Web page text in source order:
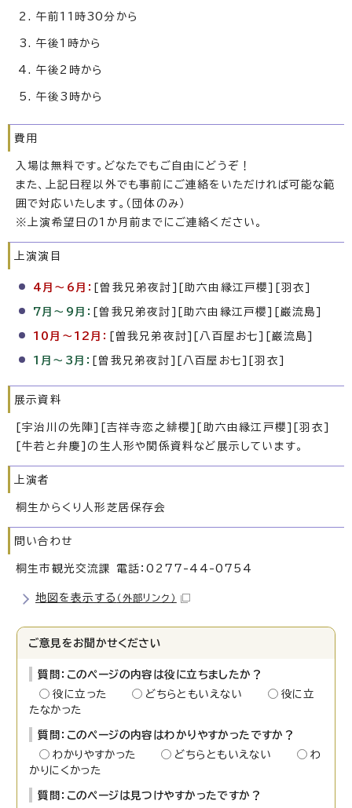
午前11時30分から
午後1時から
午後2時から
午後3時から
費用
入場は無料です。どなたでもご自由にどうぞ！
また、上記日程以外でも事前にご連絡をいただければ可能な範
囲で対応いたします。（団体のみ）
※上演希望日の1か月前までにご連絡ください。
上演演目
4月～6月： [曽我兄弟夜討][助六由縁江戸櫻][羽衣]
7月～9月： [曽我兄弟夜討][助六由縁江戸櫻][巌流島]
10月～12月： [曽我兄弟夜討][八百屋お七][巌流島]
1月～3月： [曽我兄弟夜討][八百屋お七][羽衣]
展示資料
[宇治川の先陣][吉祥寺恋之緋櫻][助六由縁江戸櫻][羽衣]
[牛若と弁慶]の生人形や関係資料など展示しています。
上演者
桐生からくり人形芝居保存会
問い合わせ
桐生市観光交流課 電話：0277-44-0754
地図を表示する （外部リンク）
ご意見をお聞かせください
質問：このページの内容は役に立ちましたか？
役に立った
どちらともいえない
役に立
たなかった
質問：このページの内容はわかりやすかったですか？
わかりやすかった
どちらともいえない
わ
かりにくかった
質問：このページは見つけやすかったですか？